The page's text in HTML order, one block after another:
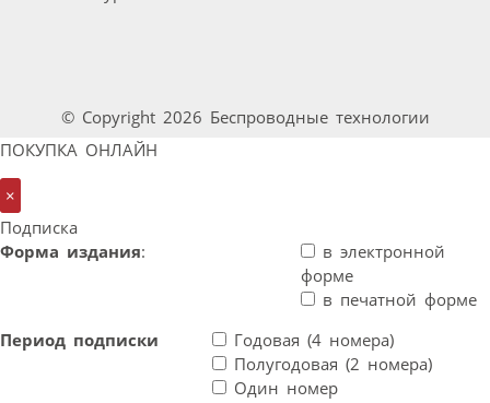
© Copyright 2026 Беспроводные технологии
ПОКУПКА ОНЛАЙН
×
Подписка
Форма издания:
в электронной
форме
в печатной форме
Период подписки
Годовая (4 номера)
Полугодовая (2 номера)
Один номер